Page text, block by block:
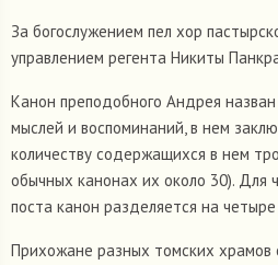
За богослужением пел хор
управлением регента Никиты
Канон преподобного Андрея
мыслей и воспоминаний, в нем
количеству содержащихся в нем
обычных канонах их около 30). Для
поста канон разделяется на
Прихожане разных томских храмов